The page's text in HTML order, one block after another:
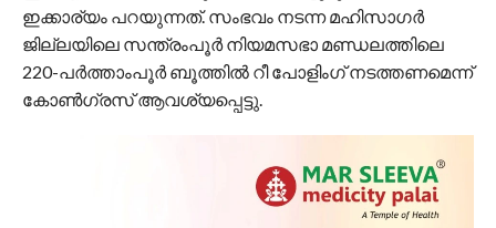
ഇക്കാര്യം പറയുന്നത്. സംഭവം നടന്ന മഹിസാഗര്‍
ജില്ലയിലെ സന്ത്രംപൂര്‍ നിയമസഭാ മണ്ഡലത്തിലെ
220-പര്‍ത്താംപൂര്‍ ബൂത്തില്‍ റീ പോളിംഗ് നടത്തണമെന്ന്
കോണ്‍ഗ്രസ് ആവശ്യപ്പെട്ടു.